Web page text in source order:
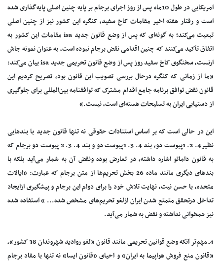
امریکایی در طول 10ماه پس از روز اجرای برجام بر پایه چنین اصلی پایه‌گذاری شده
است و رفتار هفته اخیر مقامات کاخ سفید، کنگره این کشور نیز از چنین اصلی
تبعیت می‌کند؛ به گونه‌ای که پس از وضع قانون جدید isa مقامات این کشور به
اتفاق تأکید می‌کنند که چنین اقدامی نقض برجام نبوده است، به عنوان نمونه جاش
ارنست، سخنگوی کاخ سفید روز پس از وضع قانون تحریمی جدید isa بیان می‌کند:
«ما از زمانی که کنگره درحال بررسی تصویب این قانون بود، تصریح کردیم این
قانون نقض توافق برنامه جامع اقدام مشترک که توافقنامه بین‌المللی برای جلوگیری
از دستیابی ایران به تسلیحات هسته‌ای است، نیست.»
این در حالی است که بر اساس استنادات حقوقی نه تنها قانون جدید با بندهایی
نظیر4. 2. 1پیوست دو، بند 4. 3. 1پیوست دو و بند 4. 3. 2 پیوست دو برجام که
به قانون داماتو اشاره داشته، در تعارض بوده ونقض آن به شمار می‌آید بلکه با
بندهای دیگری مانند ماده 26 بخش تحریم‌ها از متن برجام که عبارت: «ایالات
متحده، با حسن نیت، نهایت تلاش خود را برای دوام این برجام و پیشگیری ازایجاد
تداخل درتحقق متمتع شدن ایران ازلغو تحریم‌های مشخص شده... » استفاده شده
نیز همخوانی نداشته و نقض به شمار می‌آید.
4ـ مهم‌تر آنکه وضع قوانین تحریمی مانند قانون «لغو روادید شهروندان 38 کشور»،
«قانون منع فروش هواپیما به ایران» و احیای «قانون ایسا» نه تنها با مفاد برجام